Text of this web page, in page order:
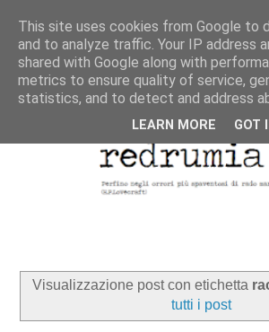
Visualizzazione post con etichetta
tutti i post
This site uses cookies from Google to
and to analyze traffic. Your IP address
shared with Google along with
metrics to ensure quality of service,
statistics, and to detect and address
LEARN MORE GOT